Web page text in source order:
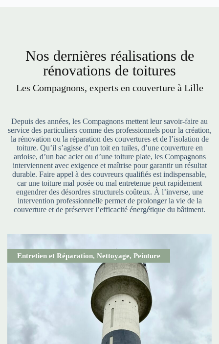
Nos dernières réalisations de
rénovations de toitures
Les Compagnons, experts en couverture à Lille
Depuis des années, les Compagnons mettent leur savoir-faire au
service des particuliers comme des professionnels pour la création,
la rénovation ou la réparation des couvertures et de l’isolation de
toiture. Qu’il s’agisse d’un toit en tuiles, d’une couverture en
ardoise, d’un bac acier ou d’une toiture plate, les Compagnons
interviennent avec exigence et maîtrise pour garantir un résultat
durable. Faire appel à des couvreurs qualifiés est indispensable,
car une toiture mal posée ou mal entretenue peut rapidement
engendrer des désordres structurels coûteux. À l’inverse, une
intervention professionnelle permet de prolonger la vie de la
couverture et de préserver l’efficacité énergétique du bâtiment.
Entretien et Réparation, Nettoyage, Peinture